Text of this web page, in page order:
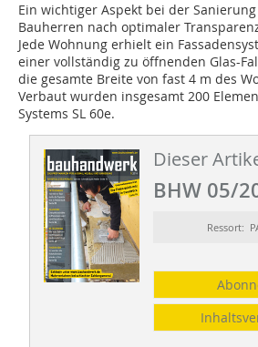
Ein wichtiger Aspekt bei der
Bauherren nach optimaler
Jede Wohnung erhielt ein
einer vollständig zu öffnenden Glas-
die gesamte Breite von fast 4 m des
Verbaut wurden insgesamt 200
Systems SL 60e.
Dieser
BHW 05/
Ressort: